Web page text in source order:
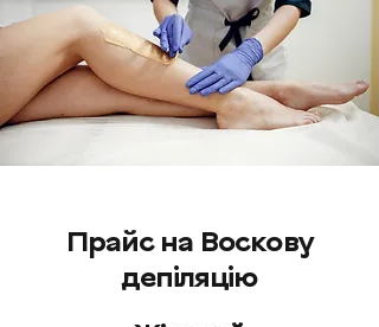
Прайс на Воскову
депіляцію